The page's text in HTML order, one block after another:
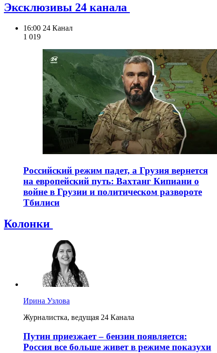
Эксклюзивы 24 канала
16:00 24 Канал
1 019
Российский режим падет, а Грузия вернется
на европейский путь: Вахтанг Кипиани о
войне в Грузии и политическом развороте
Тбилиси
Колонки
Ирина Узлова
Журналистка, ведущая 24 Канала
Путин приезжает – бензин появляется:
Россия все больше живет в режиме показухи